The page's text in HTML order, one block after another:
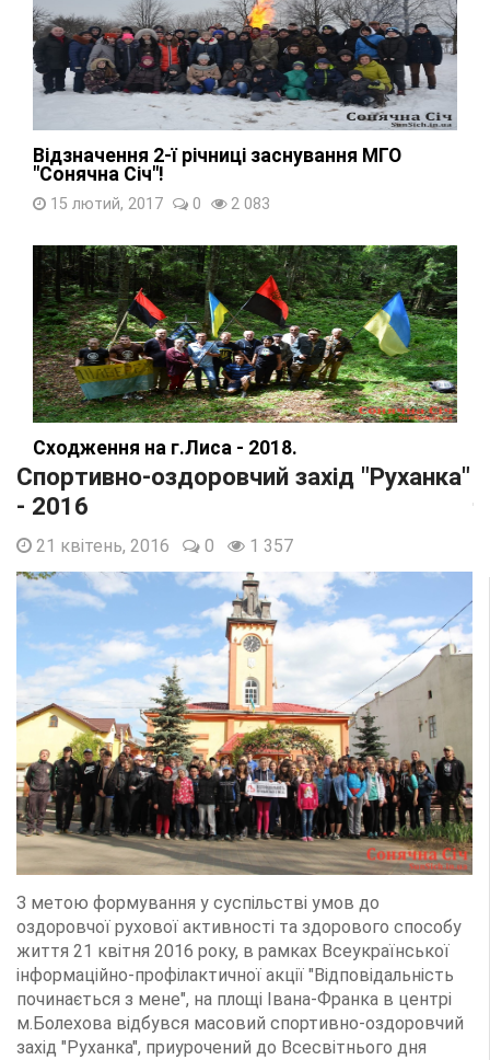
Відзначення 2-ї річниці заснування МГО
"Сонячна Січ"!
15 лютий, 2017 0 2 083
Сходження на г.Лиса - 2018.
03 червень, 2018 0 1 551
Спортивно-оздоровчий захід "Руханка"
- 2016
21 квітень, 2016 0 1 357
З метою формування у суспільстві умов до
оздоровчої рухової активності та здорового способу
життя 21 квітня 2016 року, в рамках Всеукраїнської
інформаційно-профілактичної акції "Відповідальність
починається з мене", на площі Івана-Франка в центрі
м.Болехова відбувся масовий спортивно-оздоровчий
захід "Руханка", приурочений до Всесвітнього дня